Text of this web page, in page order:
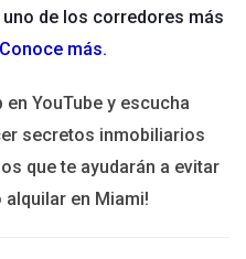
profesional. Esta
a recursos valiosos, sino
clientes. Es importante
para esta inversión. Si estás
un gasto innecesario;
exitosos coinciden en
uno de los corredores más
Conoce más.
en YouTube y escucha
secretos inmobiliarios
que te ayudarán a evitar
en Miami!